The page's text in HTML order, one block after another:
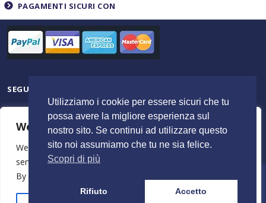
We value your privacy
We use cookies to enhance your browsing experience,
serve personalised ads or content, and analyse our traffic.
By clicking "Accept All", you consent to our use of cookies.
PAGAMENTI SICURI CON
SEGUICI SU
© 2023 ItalyShoppers - P.I 02720720602 | Credit byMimosaBlu
Utilizziamo i cookie per essere sicuri che tu
possa avere la migliore esperienza sul
nostro sito. Se continui ad utilizzare questo
sito noi assumiamo che tu ne sia felice.
Scopri di più
Rifiuto Accetto